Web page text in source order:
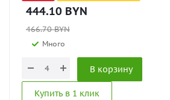
444.10 BYN
466.70BYN
Много
В корзину
Купить в 1 клик